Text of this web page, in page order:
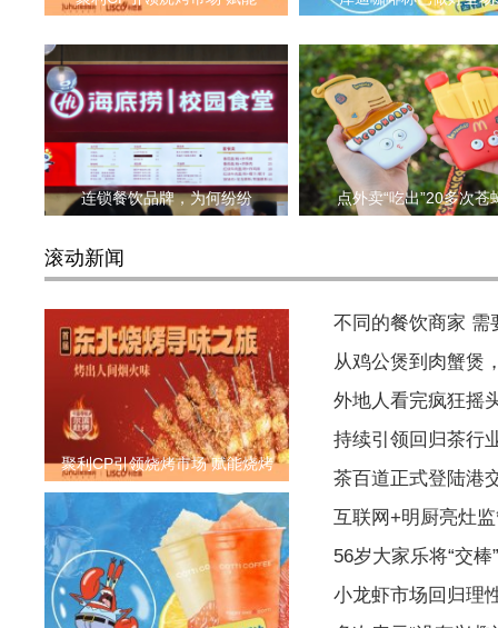
连锁餐饮品牌，为何纷纷 点外卖“吃出”20多次苍
滚动新闻
聚利CP引领烧烤市场 赋能烧烤
不同的餐饮商家 需
从鸡公煲到肉蟹煲
外地人看完疯狂摇
持续引领回归茶行
茶百道正式登陆港
互联网+明厨亮灶
56岁大家乐将“交
小龙虾市场回归理